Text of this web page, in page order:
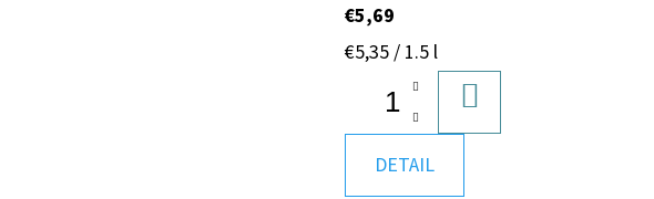
€5,69
Jednotková
cena:
€5,35 / 1.5 l
KOŠÍKA
DETAIL